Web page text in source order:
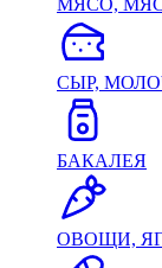
МЯСО,
СЫР,
БАКАЛЕЯ
ОВОЩИ,